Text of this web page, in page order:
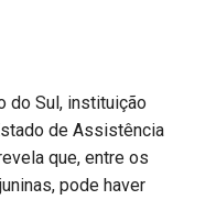
do Sul, instituição
de Assistência
que, entre os
pode haver